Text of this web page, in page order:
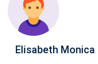
Elisabeth Monica